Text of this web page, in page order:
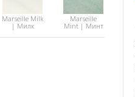
Marseille Milk
| Милк
Marseille
Mint | Минт